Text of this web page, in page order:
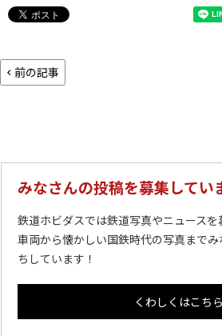
前の記事
みなさんの投稿を募集してい
鉄道ホビダスでは鉄道写真やニュース
車両から懐かしい国鉄時代の写真まで
ちしています！
くわしくはこちら